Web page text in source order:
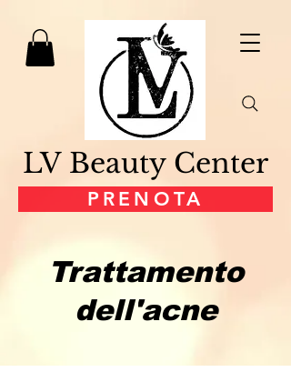
PRENOTA
LV Beauty Center
Trattamento
dell'acne